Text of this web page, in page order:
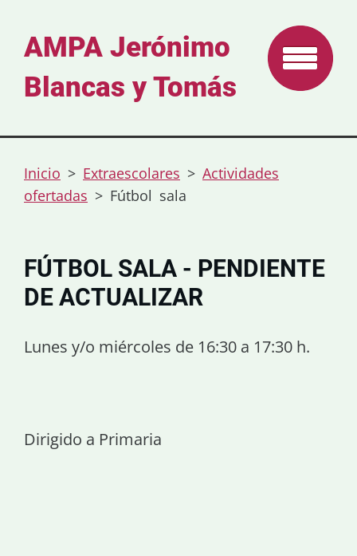
AMPA Jerónimo
Blancas y Tomás
Inicio > Extraescolares > Actividades
ofertadas > Fútbol sala
FÚTBOL SALA - PENDIENTE
DE ACTUALIZAR
Lunes y/o miércoles de 16:30 a 17:30 h.
Dirigido a Primaria